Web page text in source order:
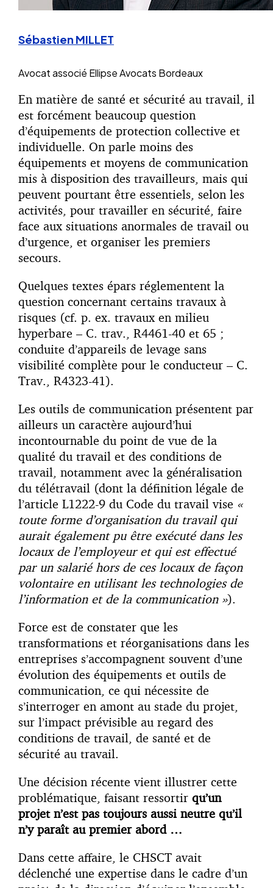
Sébastien MILLET
Avocat associé Ellipse Avocats Bordeaux
En matière de santé et sécurité au travail, il
est forcément beaucoup question
d’équipements de protection collective et
individuelle. On parle moins des
équipements et moyens de communication
mis à disposition des travailleurs, mais qui
peuvent pourtant être essentiels, selon les
activités, pour travailler en sécurité, faire
face aux situations anormales de travail ou
d’urgence, et organiser les premiers
secours.
Quelques textes épars réglementent la
question concernant certains travaux à
risques (cf. p. ex. travaux en milieu
hyperbare – C. trav., R4461-40 et 65 ;
conduite d’appareils de levage sans
visibilité complète pour le conducteur – C.
Trav., R4323-41).
Les outils de communication présentent par
ailleurs un caractère aujourd’hui
incontournable du point de vue de la
qualité du travail et des conditions de
travail, notamment avec la généralisation
du télétravail (dont la définition légale de
l’article L1222-9 du Code du travail vise «
toute forme d’organisation du travail qui
aurait également pu être exécuté dans les
locaux de l’employeur et qui est effectué
par un salarié hors de ces locaux de façon
volontaire en utilisant les technologies de
l’information et de la communication »).
Force est de constater que les
transformations et réorganisations dans les
entreprises s’accompagnent souvent d’une
évolution des équipements et outils de
communication, ce qui nécessite de
s’interroger en amont au stade du projet,
sur l’impact prévisible au regard des
conditions de travail, de santé et de
sécurité au travail.
Une décision récente vient illustrer cette
problématique, faisant ressortir qu’un
projet n’est pas toujours aussi neutre qu’il
n’y paraît au premier abord …
Dans cette affaire, le CHSCT avait
déclenché une expertise dans le cadre d’un